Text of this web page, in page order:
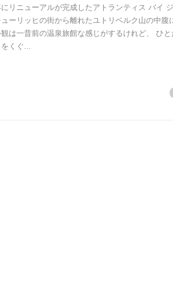
リニューアルが完成したアトランティス バイ
ーリッヒの街から離れたユトリベルク山の中腹
は一昔前の温泉旅館な感じがするけれど、 ひ
くぐ...